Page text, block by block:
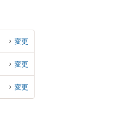
変更
変更
変更